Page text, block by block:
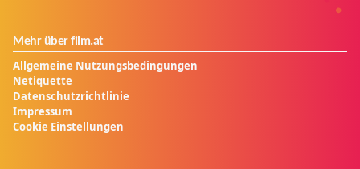
Mehr über film.at
Allgemeine Nutzungsbedingungen
Netiquette
Datenschutzrichtlinie
Impressum
Cookie Einstellungen